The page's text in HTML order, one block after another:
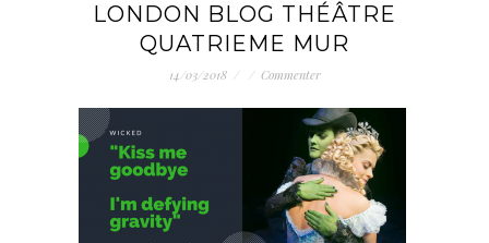
LONDON BLOG THÉÂTRE
QUATRIEME MUR
14/03/2018 / / Commenter